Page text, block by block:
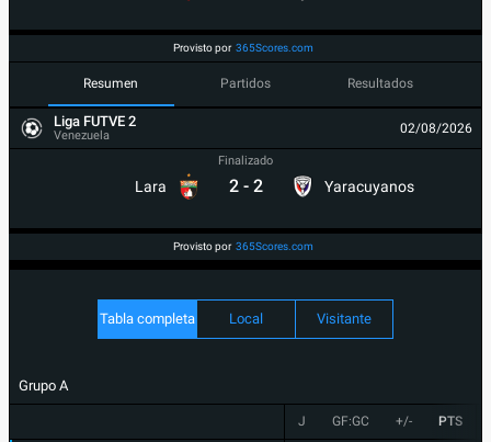
Provisto por 365Scores.com
Resumen Partidos Resultados
Liga FUTVE 2
Venezuela 02/08/2026
Lara
Finalizado
2 - 2 Yaracuyanos
Provisto por 365Scores.com
Tabla completa Local Visitante
Grupo A
J GF:GC +/- PTS